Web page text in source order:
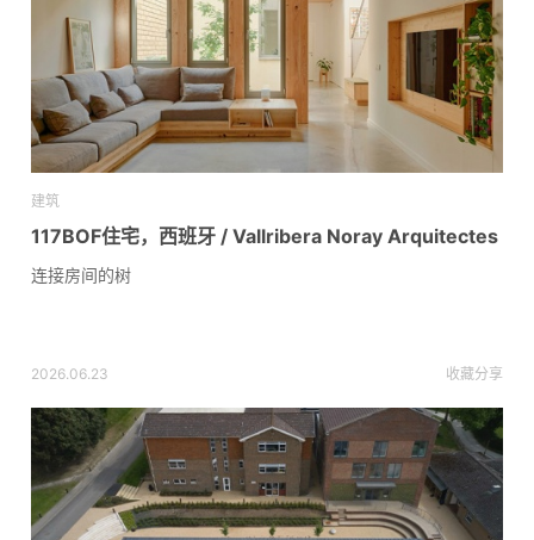
建筑
117BOF住宅，西班牙 / Vallribera Noray Arquitectes
连接房间的树
2026.06.23 收藏分享